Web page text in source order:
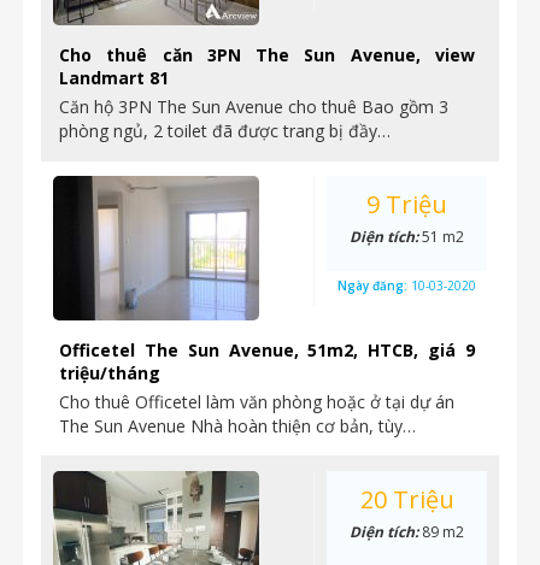
Cho thuê căn 3PN The Sun Avenue, view
Landmart 81
Căn hộ 3PN The Sun Avenue cho thuê Bao gồm 3
phòng ngủ, 2 toilet đã được trang bị đầy…
Officetel The Sun Avenue, 51m2, HTCB, giá 9
triệu/tháng
Cho thuê Officetel làm văn phòng hoặc ở tại dự án
The Sun Avenue Nhà hoàn thiện cơ bản, tùy…
9 Triệu
Diện tích:51 m2
Ngày đăng: 10-03-2020
20 Triệu
Diện tích:89 m2